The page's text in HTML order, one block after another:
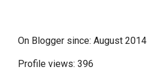
On Blogger since: August 2014
Profile views: 396